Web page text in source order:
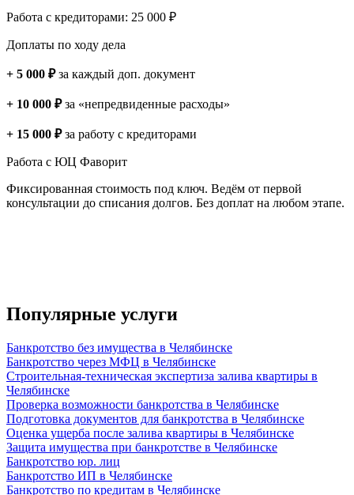
Работа с кредиторами: 25 000 ₽
Доплаты по ходу дела
+ 5 000 ₽за каждый доп. документ
+ 10 000 ₽за «непредвиденные расходы»
+ 15 000 ₽за работу с кредиторами
Работа с ЮЦ Фаворит
Фиксированная стоимость под ключ. Ведём от первой
консультации до списания долгов. Без доплат на любом этапе.
Популярные услуги
Банкротство без имущества в Челябинске
Банкротство через МФЦ в Челябинске
Строительная-техническая экспертиза залива квартиры в
Челябинске
Проверка возможности банкротства в Челябинске
Подготовка документов для банкротства в Челябинске
Оценка ущерба после залива квартиры в Челябинске
Защита имущества при банкротстве в Челябинске
Банкротство юр. лиц
Банкротство ИП в Челябинске
Банкротство по кредитам в Челябинске